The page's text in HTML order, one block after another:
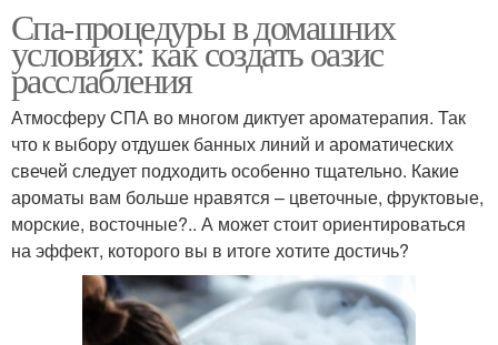
Спа-процедуры в домашних
условиях: как создать оазис
расслабления
Атмосферу СПА во многом диктует ароматерапия. Так
что к выбору отдушек банных линий и ароматических
свечей следует подходить особенно тщательно. Какие
ароматы вам больше нравятся – цветочные, фруктовые,
морские, восточные?.. А может стоит ориентироваться
на эффект, которого вы в итоге хотите достичь?